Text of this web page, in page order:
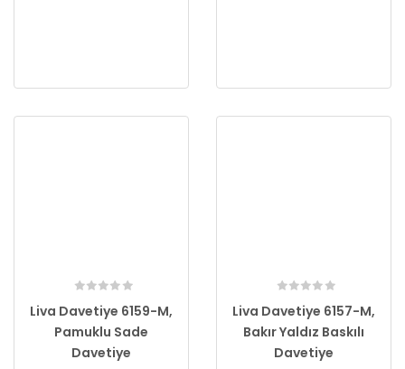
Liva Davetiye 6159-M,
Pamuklu Sade
Davetiye
Liva Davetiye 6157-M,
Bakır Yaldız Baskılı
Davetiye